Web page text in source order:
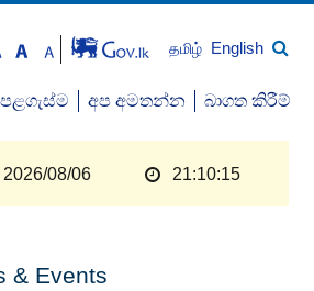
தமிழ் English
අප අමතන්න බාගත කිරීම්
2026/08/06 21:10:15
& Events